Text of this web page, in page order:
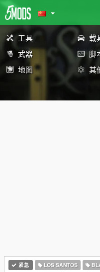
工具 载
武器
脚
地图
其
紧急 LOS SANTOS